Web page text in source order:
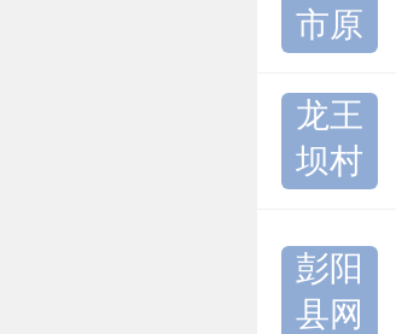
市原
龙王
坝村
彭阳
县网